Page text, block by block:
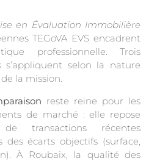
en Évaluation Immobilière
TEGoVA EVS encadrent
professionnelle. Trois
s’appliquent selon la nature
la mission.
reste reine pour les
de marché : elle repose
transactions récentes
des écarts objectifs (surface,
À Roubaix, la qualité des